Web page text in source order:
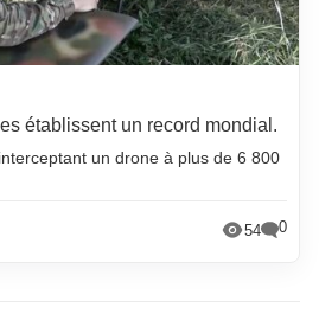
établissent un record mondial.
un drone à plus de 6 800
54 0